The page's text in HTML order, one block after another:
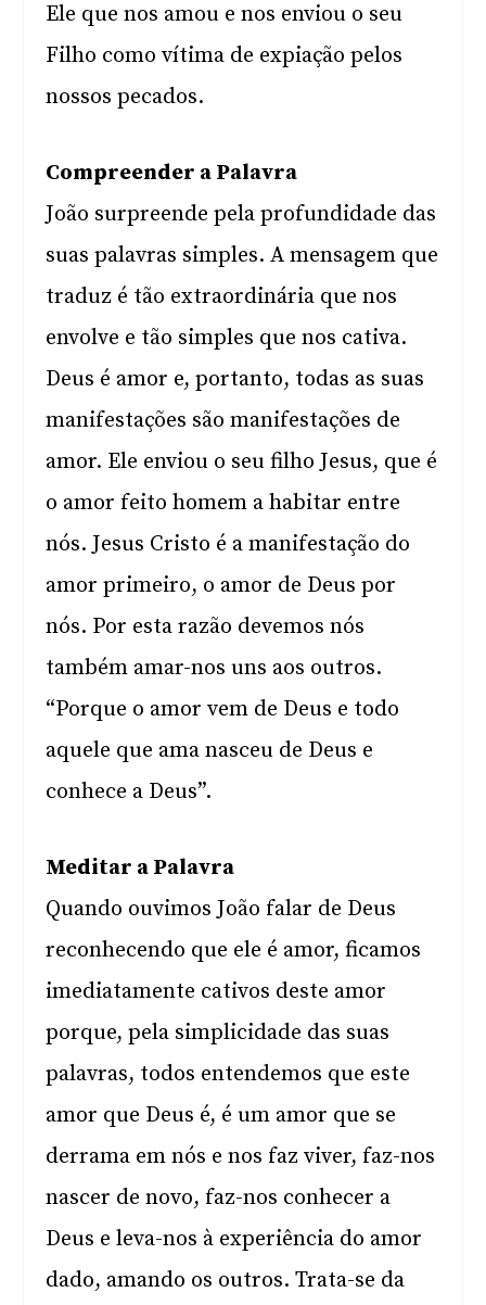
Ele que nos amou e nos enviou o seu
Filho como vítima de expiação pelos
nossos pecados.
Compreender a Palavra
João surpreende pela profundidade das
suas palavras simples. A mensagem que
traduz é tão extraordinária que nos
envolve e tão simples que nos cativa.
Deus é amor e, portanto, todas as suas
manifestações são manifestações de
amor. Ele enviou o seu filho Jesus, que é
o amor feito homem a habitar entre
nós. Jesus Cristo é a manifestação do
amor primeiro, o amor de Deus por
nós. Por esta razão devemos nós
também amar-nos uns aos outros.
“Porque o amor vem de Deus e todo
aquele que ama nasceu de Deus e
conhece a Deus”.
Meditar a Palavra
Quando ouvimos João falar de Deus
reconhecendo que ele é amor, ficamos
imediatamente cativos deste amor
porque, pela simplicidade das suas
palavras, todos entendemos que este
amor que Deus é, é um amor que se
derrama em nós e nos faz viver, faz-nos
nascer de novo, faz-nos conhecer a
Deus e leva-nos à experiência do amor
dado, amando os outros. Trata-se da